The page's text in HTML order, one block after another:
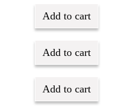
Add to cart
Add to cart
Add to cart